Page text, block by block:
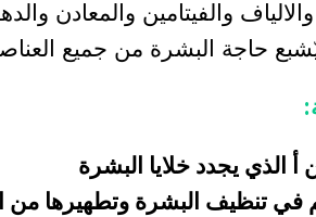
والالياف والفيتامين
حاجة البشرة من جميع
أ الذي يجدد خلايا البشرة
تنظيف البشرة وتطهيرها من